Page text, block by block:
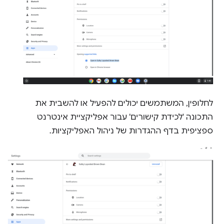
לחלופין, המשתמשים יכולים להפעיל או להשבית את
התכונה 'לכידת קישורים' עבור אפליקציית אינטרנט
ספציפית בדף ההגדרות של ניהול האפליקציות.